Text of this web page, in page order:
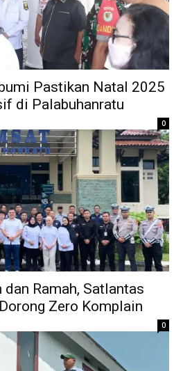
Pastikan Natal 2025
di Palabuhanratu
0
dan Ramah, Satlantas
Zero Komplain
0